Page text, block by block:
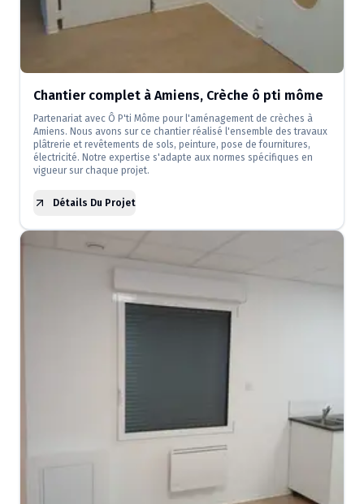
Chantier complet à Amiens, Crèche ô pti môme
Partenariat avec Ô P'ti Môme pour l'aménagement de crèches à
Amiens. Nous avons sur ce chantier réalisé l'ensemble des travaux
plâtrerie et revêtements de sols, peinture, pose de fournitures,
électricité. Notre expertise s'adapte aux normes spécifiques en
vigueur sur chaque projet.
Détails Du Projet